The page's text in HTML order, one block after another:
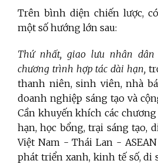
Trên bình diện chiến lược,
một số hướng lớn sau:
Thứ nhất, giao lưu nhân
chương trình hợp tác dài hạn,
thanh niên, sinh viên, nhà
doanh nghiệp sáng tạo và
Cần khuyến khích các
hạn, học bổng, trại sáng tạo,
Việt Nam - Thái Lan -
phát triển xanh, kinh tế số, di